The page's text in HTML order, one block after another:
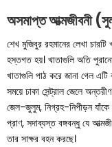
অসমাপ্ত আত্মজীবনী
শেখ মুজিবুর রহমানের লেখা
হস্তগত হয়। খাতাগুলি অতি
খাতাগুলি পাঠ করে জানা গেল
সময়ে ঢাকা সেন্ট্রাল জেলে
জেল-জুলুম, নিগ্রহ-নিপীড়ন যাঁকে
প্রাণ, সদাব্যস্ত বঙ্গবন্ধু যে
তার সাক্ষর বহন করছে।